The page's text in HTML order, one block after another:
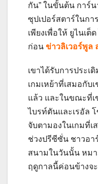
กัน” ในขั้นต้น การ์
ซุปเปอร์สตาร์ในกา
เพียงเพื่อให้ ยูไนเต็
ก่อน ข่าวลิเวอร์พูล
เขาได้รับการประเ
เกมเหย้าที่เสมอกับ
แล้ว และในขณะที่เ
ไบรท์ตันและเรอัล
จับตามองในเกมที่เ
ช่วงปรีซีซั่น ชาวอา
สนามในวันนั้น หมา
ฤดูกาลนี้ค่อนข้างจ